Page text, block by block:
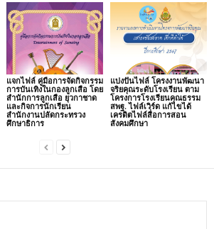
แจกไฟล์ คู่มือการจัดกิจกรรม
การบันเทิงในกองลูกเสือ โดย
สำนักการลูกเสือ ยุวกาชาด
และกิจการนักเรียน
สำนักงานปลัดกระทรวง
ศึกษาธิการ
แบ่งปันไฟล์ โครงงานพัฒนา
จริยคุณระดับโรงเรียน ตาม
โครงการโรงเรียนคุณธรรม
สพฐ. ไฟล์เวิร์ด แก้ไขได้
เครดิตไฟล์สื่อการสอน
สังคมศึกษา